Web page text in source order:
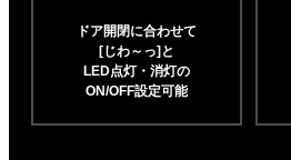
ドア開閉に合わせて
[じわ～っ]と
LED点灯・消灯の
ON/OFF設定可能